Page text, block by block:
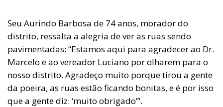
Seu Aurindo Barbosa de 74 anos, morador do
distrito, ressalta a alegria de ver as ruas sendo
pavimentadas: “Estamos aqui para agradecer ao Dr.
Marcelo e ao vereador Luciano por olharem para o
nosso distrito. Agradeço muito porque tirou a gente
da poeira, as ruas estão ficando bonitas, e é por isso
que a gente diz: ‘muito obrigado’”.